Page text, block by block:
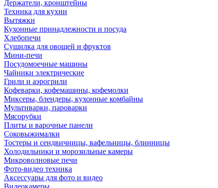
Держатели, кронштейны
Техника для кухни
Вытяжки
Кухонные принадлежности и посуда
Хлебопечи
Сушилка для овощей и фруктов
Мини-печи
Посудомоечные машины
Чайники электрические
Грили и аэрогрили
Кофеварки, кофемашины, кофемолки
Миксеры, блендеры, кухонные комбайны
Мультиварки, пароварки
Мясорубки
Плиты и варочные панели
Соковыжималки
Тостеры и сендвичницы, вафельницы, блинницы
Холодильники и морозильные камеры
Микроволновые печи
Фото-видео техника
Аксессуары для фото и видео
Видеокамеры